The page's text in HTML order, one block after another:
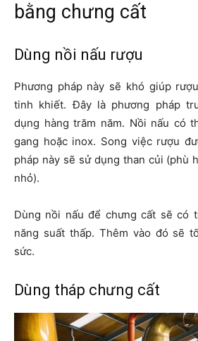
bằng chưng cất
Dùng nồi nấu rượu
Phương pháp này sẽ khó giúp
tinh khiết. Đây là phương pháp
dụng hàng trăm năm. Nồi nấu có
gang hoặc inox. Song việc rượu
pháp này sẽ sử dụng than củi (phù
nhỏ).
Dùng nồi nấu để chưng cất sẽ có
năng suất thấp. Thêm vào đó sẽ
sức.
Dùng tháp chưng cất